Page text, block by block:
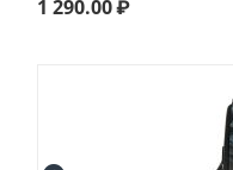
1 290.00₽